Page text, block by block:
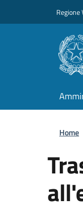
Regione
Home